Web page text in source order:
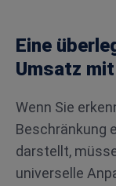
Eine
Umsatz
Wenn Sie
Beschränkung
darstellt,
universelle